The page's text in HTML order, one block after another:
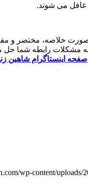
غافل می شوند.
خلاصه، مختصر و
مشکلات رابطه شما حل
صفحه اینستاگرام شاهین
wp-content/uploads/